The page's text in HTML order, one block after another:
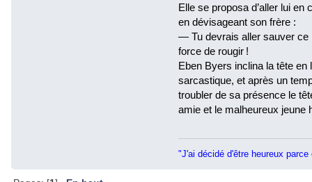
Elle se proposa d’aller lui
en dévisageant son frère :
— Tu devrais aller sauver ce
force de rougir !
Eben Byers inclina la tête
sarcastique, et après un
troubler de sa présence le
amie et le malheureux jeune
"J'ai décidé d'être heureux